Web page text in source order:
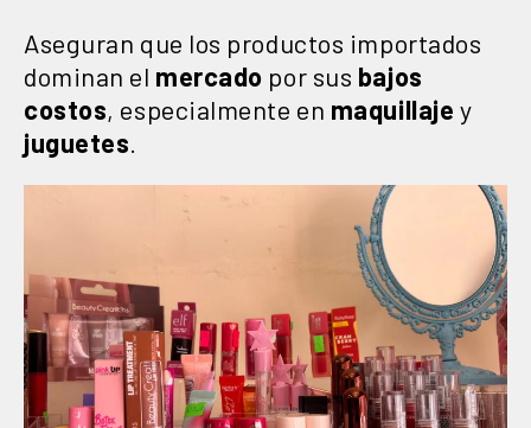
Aseguran que los productos importados
dominan el mercado por sus bajos
costos, especialmente en maquillaje y
juguetes